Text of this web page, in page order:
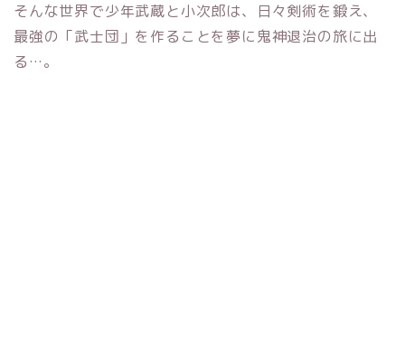
そんな世界で少年武蔵と小次郎は、日々剣術を鍛え、
最強の「武士団」を作ることを夢に鬼神退治の旅に出
る…。